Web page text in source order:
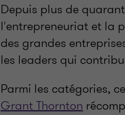
Depuis plus de
l'entrepreneuriat et la
des grandes
les leaders qui
Parmi les catégories,
Grant Thornton